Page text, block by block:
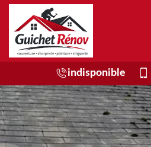
indisponible